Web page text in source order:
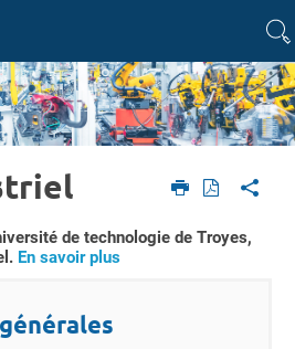
d'ingénieur Génie Industriel
de technologie de Troyes,
En savoir plus